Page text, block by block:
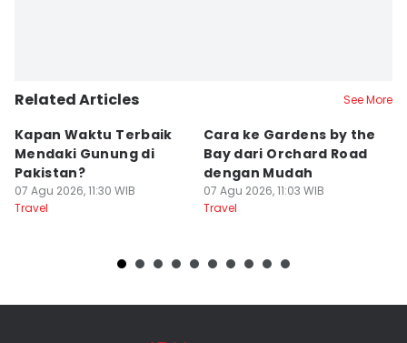
Related Articles See More
Kapan Waktu Terbaik
Mendaki Gunung di
Pakistan?
07 Agu 2026, 11:30 WIB
Travel
Cara ke Gardens by the
Bay dari Orchard Road
dengan Mudah
07 Agu 2026, 11:03 WIB
Travel